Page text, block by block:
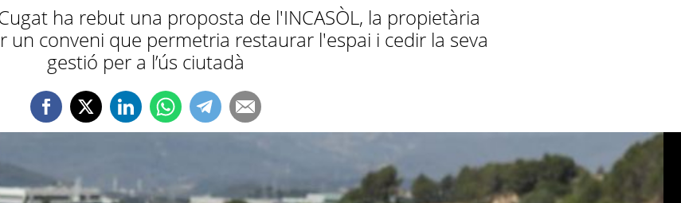
ha rebut una proposta de l'INCASÒL, la propietària
un conveni que permetria restaurar l'espai i cedir la seva
gestió per a l’ús ciutadà